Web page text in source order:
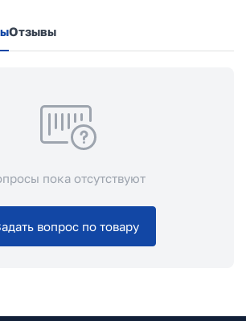
Отзывы
пока отсутствуют
вопрос по товару